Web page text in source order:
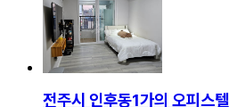
전주시 인후동1가의 오피스텔